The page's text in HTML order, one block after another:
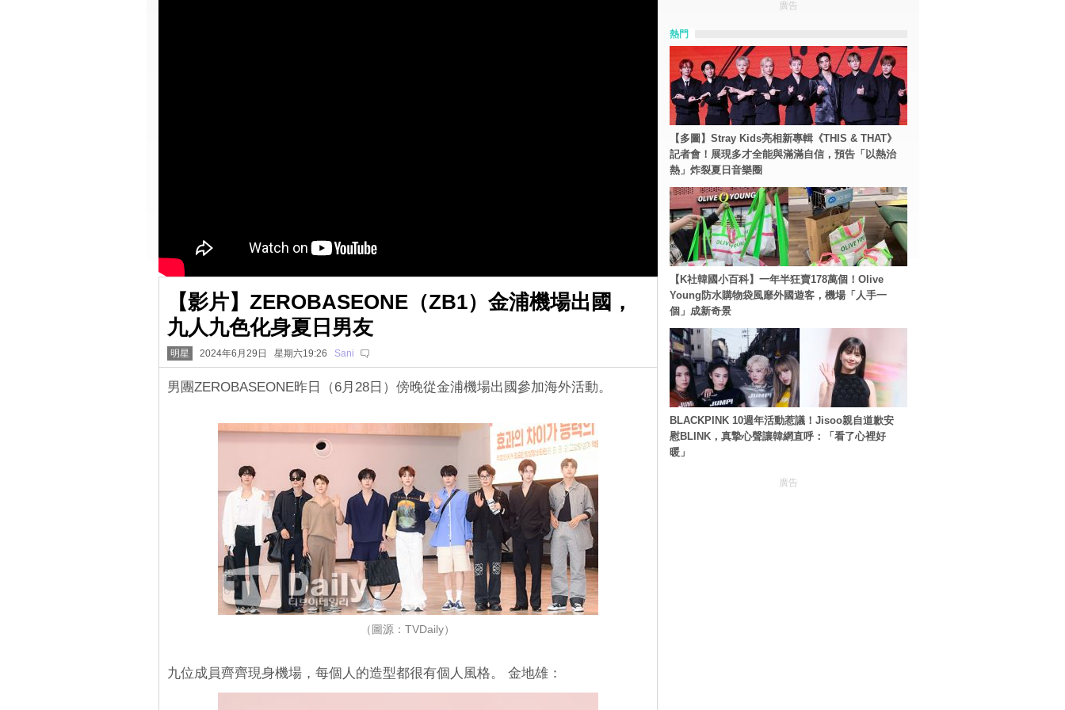
【影片】ZEROBASEONE（ZB1）金浦機場出國，
九人九色化身夏日男友
明星 2024年6月29日 星期六19:26 Sani
男團ZEROBASEONE昨日（6月28日）傍晚從金浦機場出國參加海外活動。
（圖源：TVDaily）
九位成員齊齊現身機場，每個人的造型都很有個人風格。 金地雄：
廣告
熱門
【多圖】Stray Kids亮相新專輯《THIS & THAT》
記者會！展現多才全能與滿滿自信，預告「以熱治
熱」炸裂夏日音樂圈
【K社韓國小百科】一年半狂賣178萬個！Olive
Young防水購物袋風靡外國遊客，機場「人手一
個」成新奇景
BLACKPINK 10週年活動惹議！Jisoo親自道歉安
慰BLINK，真摯心聲讓韓網直呼：「看了心裡好
暖」
廣告